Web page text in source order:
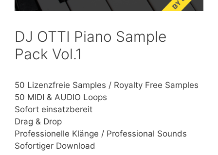
DJ OTTI Piano Sample
Pack Vol.1
50 Lizenzfreie Samples / Royalty Free Samples
50 MIDI & AUDIO Loops
Sofort einsatzbereit
Drag & Drop
Professionelle Klänge / Professional Sounds
Sofortiger Download